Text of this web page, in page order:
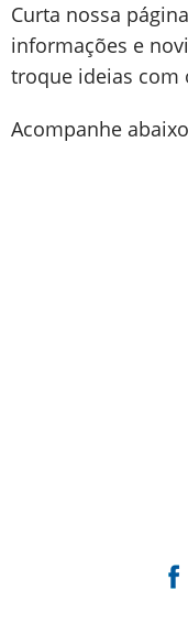
Curta nossa
informações e
troque ideias com
Acompanhe